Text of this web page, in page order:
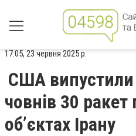
17:05, 23 червня 2025 р.
США випустили
човнів 30
об’єктах Ірану